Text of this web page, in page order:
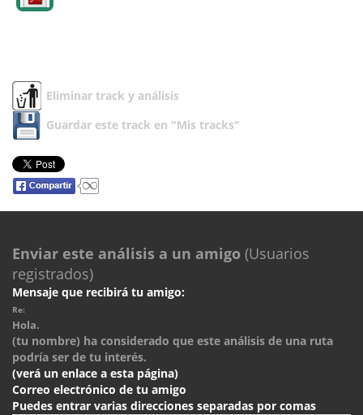
Eliminar track y análisis
Guardar este track en "Mis tracks"
Enviar este análisis a un amigo (Usuarios
registrados)
Mensaje que recibirá tu amigo:
Re:
Hola.
(tu nombre) ha considerado que este análisis de una ruta
podría ser de tu interés.
(verá un enlace a esta página)
Correo electrónico de tu amigo
Puedes entrar varias direcciones separadas por comas